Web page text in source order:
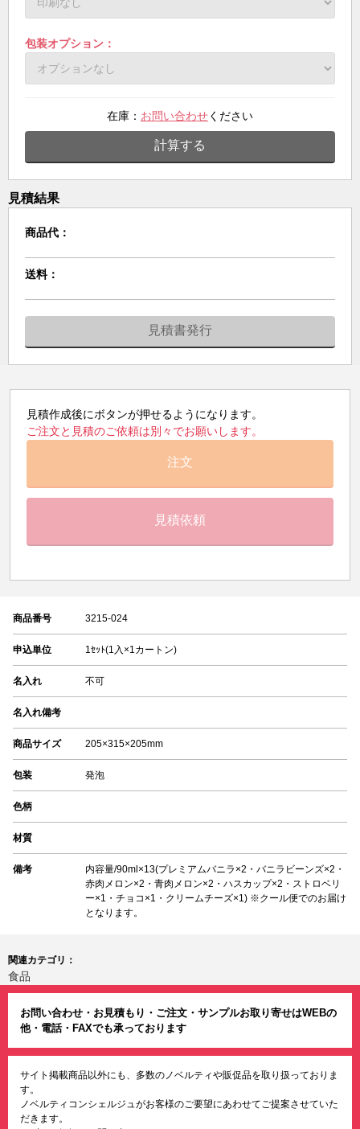
包装オプション：
在庫： お問い合わせください
計算する
見積結果
商品代：
送料：
見積書発行
見積作成後にボタンが押せるようになります。
ご注文と見積のご依頼は別々でお願いします。
注文
見積依頼
商品番号 3215-024
申込単位 1ｾｯﾄ(1入×1カートン)
名入れ 不可
名入れ備考
商品サイズ 205×315×205mm
包装 発泡
色柄
材質
備考
内容量/90ml×13(プレミアムバニラ×2・バニラビーンズ×2・
赤肉メロン×2・青肉メロン×2・ハスカップ×2・ストロベリ
ー×1・チョコ×1・クリームチーズ×1) ※クール便でのお届け
となります。
関連カテゴリ：
食品
お問い合わせ・お見積もり・ご注文・サンプルお取り寄せはWEBの
他・電話・FAXでも承っております
サイト掲載商品以外にも、多数のノベルティや販促品を取り扱っておりま
す。
ノベルティコンシェルジュがお客様のご要望にあわせてご提案させていた
だきます。